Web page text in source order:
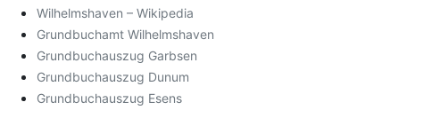
Wilhelmshaven – Wikipedia
Grundbuchamt Wilhelmshaven
Grundbuchauszug Garbsen
Grundbuchauszug Dunum
Grundbuchauszug Esens